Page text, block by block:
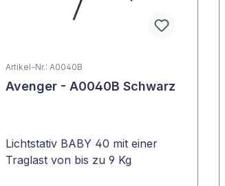
Artikel-Nr.: A0040B
Avenger - A0040B Schwarz
Lichtstativ BABY 40 mit einer
Traglast von bis zu 9 Kg